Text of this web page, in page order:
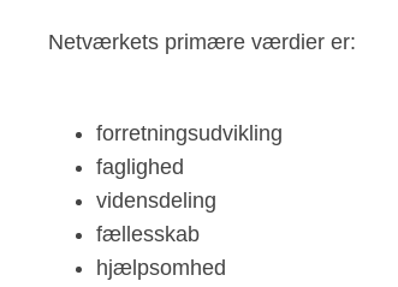
Netværkets primære værdier er:
forretningsudvikling
faglighed
vidensdeling
fællesskab
hjælpsomhed